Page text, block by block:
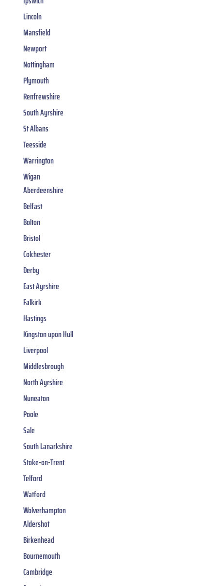
Lincoln
Mansfield
Newport
Nottingham
Plymouth
Renfrewshire
South Ayrshire
St Albans
Teesside
Warrington
Wigan
Aberdeenshire
Belfast
Bolton
Bristol
Colchester
Derby
East Ayrshire
Falkirk
Hastings
Kingston upon Hull
Liverpool
Middlesbrough
North Ayrshire
Nuneaton
Poole
Sale
South Lanarkshire
Stoke-on-Trent
Telford
Watford
Wolverhampton
Aldershot
Birkenhead
Bournemouth
Cambridge